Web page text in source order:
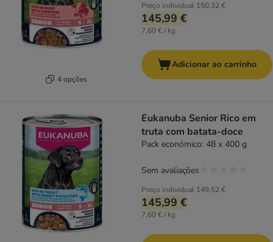
4 opções
Preço individual 150,32 €
145,99 €
7,60 € / kg
Adicionar ao carrinho
Eukanuba Senior Rico em
truta com batata-doce
Pack económico: 48 x 400 g
Preço individual 149,52 €
145,99 €
7,60 € / kg
Sem avaliações